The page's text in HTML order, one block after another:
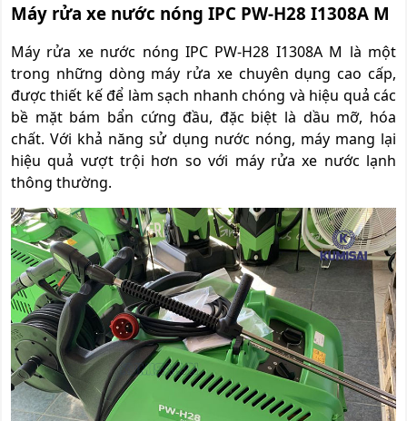
Máy rửa xe nước nóng IPC PW-H28 I1308A M
Máy rửa xe nước nóng IPC PW-H28 I1308A M là một
trong những dòng máy rửa xe chuyên dụng cao cấp,
được thiết kế để làm sạch nhanh chóng và hiệu quả các
bề mặt bám bẩn cứng đầu, đặc biệt là dầu mỡ, hóa
chất. Với khả năng sử dụng nước nóng, máy mang lại
hiệu quả vượt trội hơn so với máy rửa xe nước lạnh
thông thường.